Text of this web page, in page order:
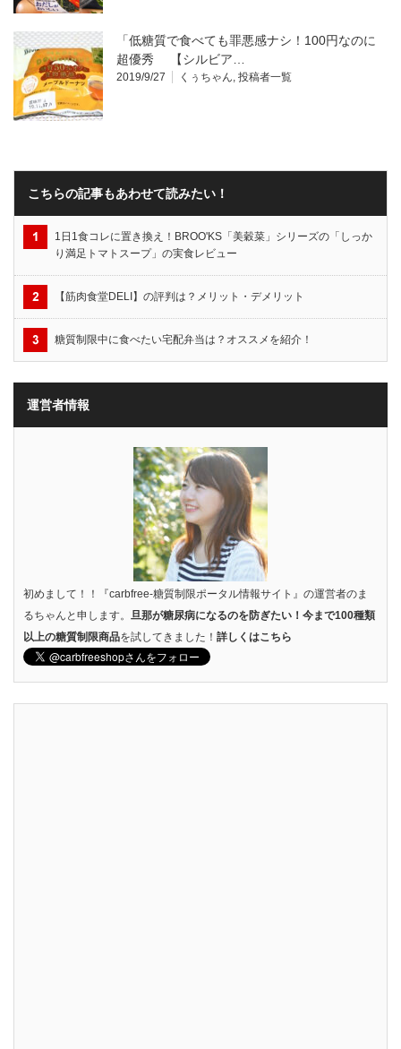
「低糖質で食べても罪悪感ナシ！100円なのに
超優秀 【シルビア…
2019/9/27 くぅちゃん, 投稿者一覧
こちらの記事もあわせて読みたい！
1日1食コレに置き換え！BROO'KS「美穀菜」シリーズの「しっか
り満足トマトスープ」の実食レビュー
【筋肉食堂DELI】の評判は？メリット・デメリット
糖質制限中に食べたい宅配弁当は？オススメを紹介！
運営者情報
初めまして！！『carbfree-糖質制限ポータル情報サイト』の運営者のま
るちゃんと申します。 旦那が糖尿病になるのを防ぎたい！今まで100種類
以上の糖質制限商品を試してきました！ 詳しくはこちら